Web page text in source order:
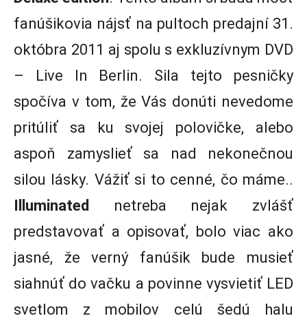
fanúšikovia nájsť na pultoch predajní 31.
októbra 2011 aj spolu s exkluzívnym DVD
– Live In Berlin. Sila tejto pesničky
spočíva v tom, že Vás donúti nevedome
pritúliť sa ku svojej polovičke, alebo
aspoň zamyslieť sa nad nekonečnou
silou lásky. Vážiť si to cenné, čo máme..
Illuminated
netreba nejak zvlášť
predstavovať a opisovať, bolo viac ako
jasné, že verný fanúšik bude musieť
siahnúť do vačku a povinne vysvietiť LED
svetlom z mobilov celú šedú halu